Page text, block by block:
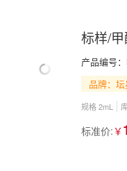
标样/
产品编号：
品牌：
规格 2mL
标准价: ￥